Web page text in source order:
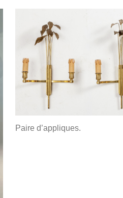
Paire d’appliques.